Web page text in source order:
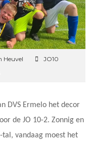
Heuvel
JO10
DVS Ermelo het decor
de JO 10-2. Zonnig en
vandaag moest het